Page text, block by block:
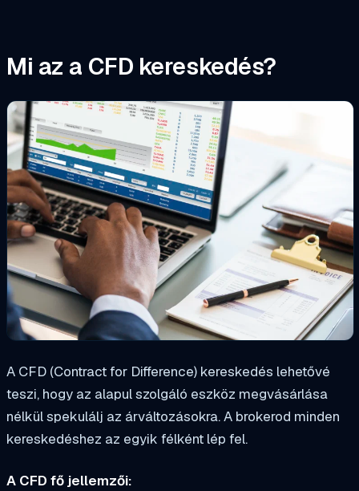
Mi az a CFD kereskedés?
A CFD (Contract for Difference) kereskedés lehetővé
teszi, hogy az alapul szolgáló eszköz megvásárlása
nélkül spekulálj az árváltozásokra. A brokerod minden
kereskedéshez az egyik félként lép fel.
A CFD fő jellemzői: